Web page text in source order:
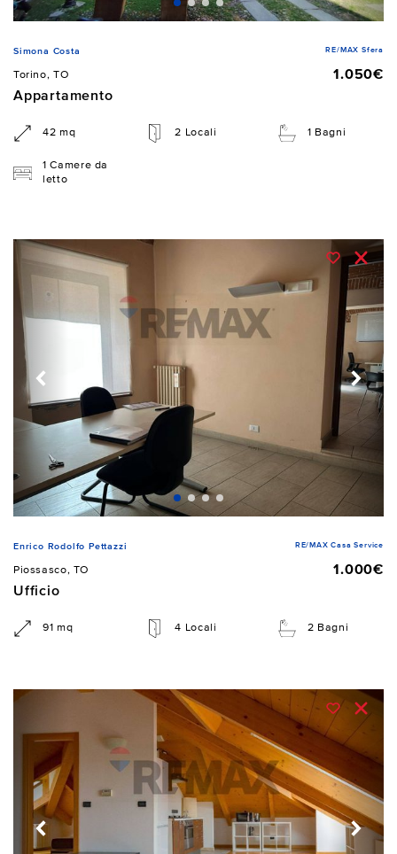
Simona Costa RE/MAX Sfera
Torino, TO
1.050€
Appartamento
42 mq 2 Locali 1 Bagni
1 Camere da
letto
Enrico Rodolfo Pettazzi RE/MAX Casa Service
Piossasco, TO
1.000€
Ufficio
91 mq 4 Locali 2 Bagni